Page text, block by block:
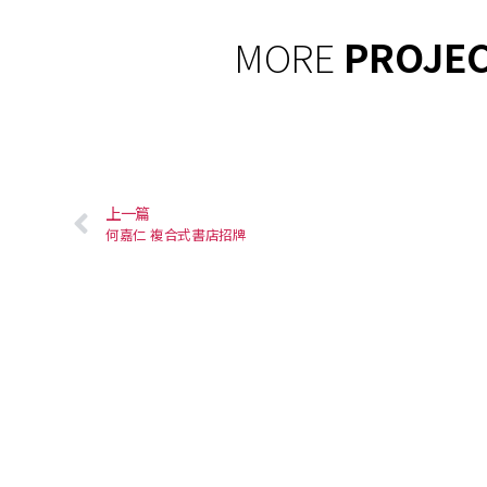
MORE
上一篇
何嘉仁 複合式書店招牌